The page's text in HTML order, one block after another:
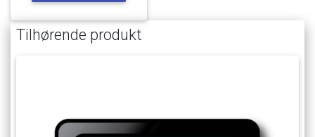
Tilhørende produkt